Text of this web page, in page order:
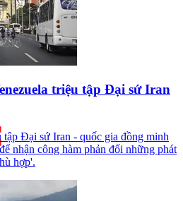
triệu tập Đại sứ Iran
tập Đại sứ Iran - quốc gia đồng minh
nhận công hàm phản đối những phát
hợp'.